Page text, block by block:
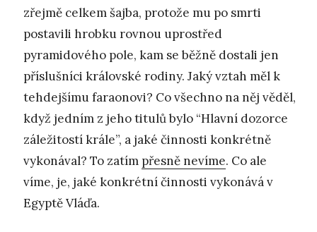
zřejmě celkem šajba, protože mu po smrti
postavili hrobku rovnou uprostřed
pyramidového pole, kam se běžně dostali jen
příslušníci královské rodiny. Jaký vztah měl k
tehdejšímu faraonovi? Co všechno na něj věděl,
když jedním z jeho titulů bylo “Hlavní dozorce
záležitostí krále”, a jaké činnosti konkrétně
vykonával? To zatím přesně nevíme. Co ale
víme, je, jaké konkrétní činnosti vykonává v
Egyptě Vláďa.